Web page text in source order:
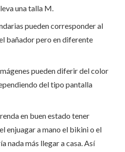
una talla M.
pueden corresponder al
bañador pero en diferente
pueden diferir del color
del tipo pantalla
en buen estado tener
enjuagar a mano el bikini o el
nada más llegar a casa. Así